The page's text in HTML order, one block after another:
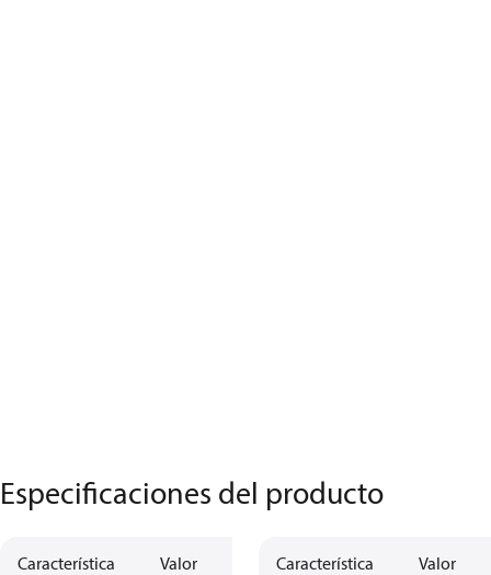
Especificaciones del producto
Característica Valor Característica Valor